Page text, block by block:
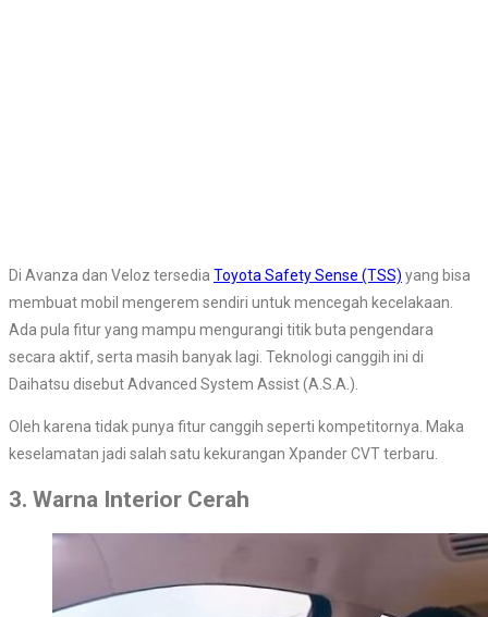
Di Avanza dan Veloz tersedia Toyota Safety Sense (TSS) yang bisa
membuat mobil mengerem sendiri untuk mencegah kecelakaan.
Ada pula fitur yang mampu mengurangi titik buta pengendara
secara aktif, serta masih banyak lagi. Teknologi canggih ini di
Daihatsu disebut Advanced System Assist (A.S.A.).
Oleh karena tidak punya fitur canggih seperti kompetitornya. Maka
keselamatan jadi salah satu kekurangan Xpander CVT terbaru.
3. Warna Interior Cerah